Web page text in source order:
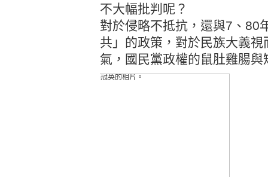
不大幅批判呢？
對於侵略不抵抗，還與7 、 80
共」的政策，對於民族大義
氣，國民黨政權的鼠肚雞腸